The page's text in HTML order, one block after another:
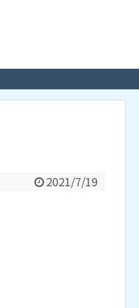
2021/7/19